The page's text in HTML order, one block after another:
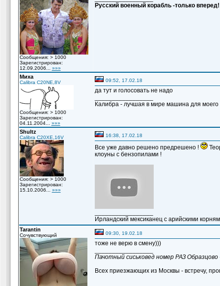
Сообщения: > 1000
Зарегистрирован:
12.09.2006... »»»
Русский военный корабль -только вперед!
Миха
Calibra C20NE,8V
Сообщения: > 1000
Зарегистрирован:
04.11.2004... »»»
09:52, 17.02.18
да тут и голосовать не надо
Калибра - лучшая в мире машина для моего
Shultz
Calibra C20XE,16V
Сообщения: > 1000
Зарегистрирован:
15.10.2006... »»»
16:38, 17.02.18
Все уже давно решено предрешено !
клоуны с бензопилами !
Ирландский мексиканец с арийскими
Tarantin
Сочувствующий 09:30, 19.02.18
тоже не верю в смену)))
Пачотный сиськовед номер РАЗ
Всех приезжающих из Москвы - встречу,